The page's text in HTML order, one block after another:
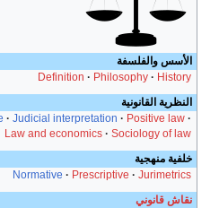
الأسس والفلسفة
Definition
Philosophy
History
النظرية القانونية
Judicial interpretation
Positive law
Law and economics
Sociology of law
خلفية منهجية
Normative
Prescriptive
Jurimetrics
نقاش قانوني